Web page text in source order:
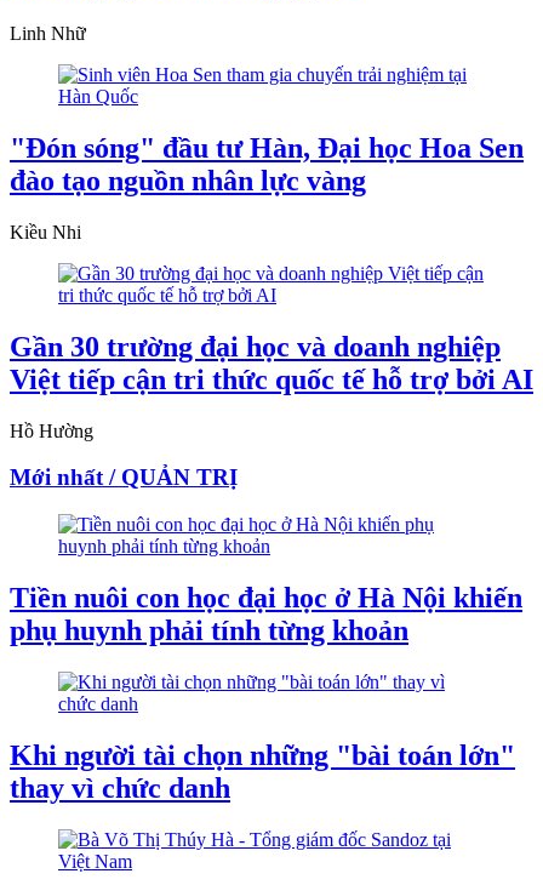
Linh Nhữ
"Đón sóng" đầu tư Hàn, Đại học Hoa Sen
đào tạo nguồn nhân lực vàng
Kiều Nhi
Gần 30 trường đại học và doanh nghiệp
Việt tiếp cận tri thức quốc tế hỗ trợ bởi AI
Hồ Hường
Mới nhất / QUẢN TRỊ
Tiền nuôi con học đại học ở Hà Nội khiến
phụ huynh phải tính từng khoản
Khi người tài chọn những "bài toán lớn"
thay vì chức danh